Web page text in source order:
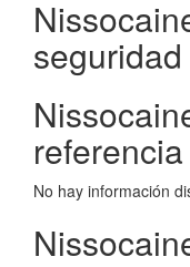
referencia
No hay información